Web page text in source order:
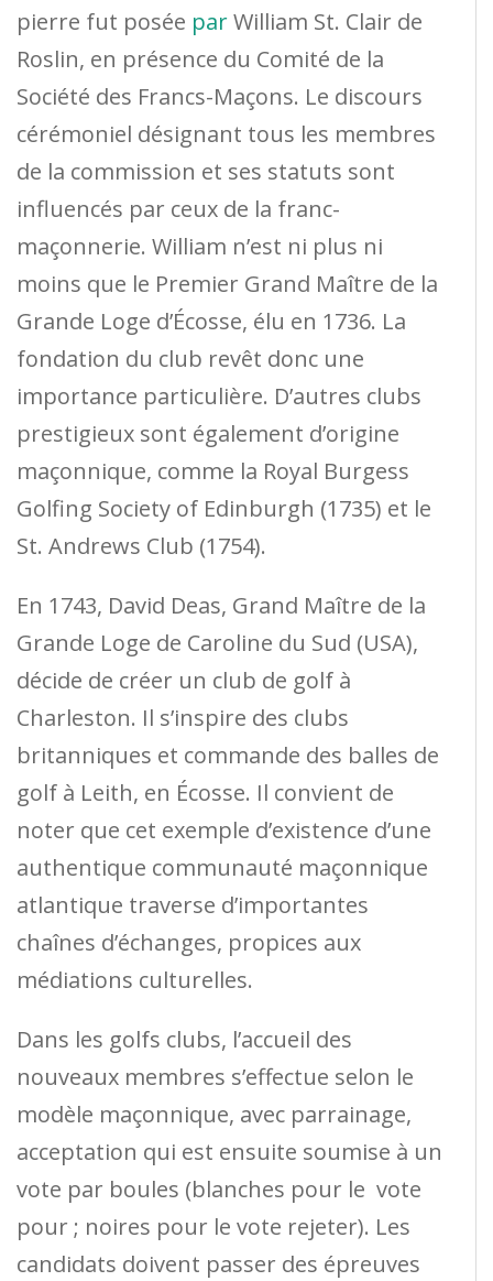
pierre fut posée parWilliam St. Clair de
Roslin, en présence du Comité de la
Société des Francs-Maçons. Le discours
cérémoniel désignant tous les membres
de la commission et ses statuts sont
influencés par ceux de la franc-
maçonnerie. William n’est ni plus ni
moins que le Premier Grand Maître de la
Grande Loge d’Écosse, élu en 1736. La
fondation du club revêt donc une
importance particulière. D’autres clubs
prestigieux sont également d’origine
maçonnique, comme la Royal Burgess
Golfing Society of Edinburgh (1735) et le
St. Andrews Club (1754).
En 1743, David Deas, Grand Maître de la
Grande Loge de Caroline du Sud (USA),
décide de créer un club de golf à
Charleston. Il s’inspire des clubs
britanniques et commande des balles de
golf à Leith, en Écosse. Il convient de
noter que cet exemple d’existence d’une
authentique communauté maçonnique
atlantique traverse d’importantes
chaînes d’échanges, propices aux
médiations culturelles.
Dans les golfs clubs, l’accueil des
nouveaux membres s’effectue selon le
modèle maçonnique, avec parrainage,
acceptation qui est ensuite soumise à un
vote par boules (blanches pour le vote
pour ; noires pour le vote rejeter). Les
candidats doivent passer des épreuves